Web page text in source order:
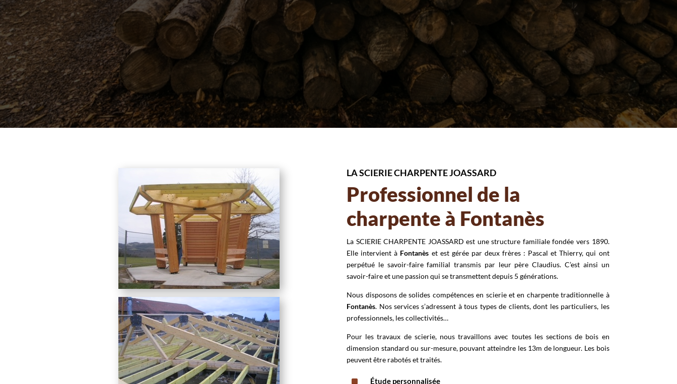
LA SCIERIE CHARPENTE JOASSARD
Professionnel de la
charpente à Fontanès
La SCIERIE CHARPENTE JOASSARD est une structure familiale fondée vers 1890.
Elle intervient à Fontanès et est gérée par deux frères : Pascal et Thierry, qui ont
perpétué le savoir-faire familial transmis par leur père Claudius. C’est ainsi un
savoir-faire et une passion qui se transmettent depuis 5 générations.
Nous disposons de solides compétences en scierie et en charpente traditionnelle à
Fontanès. Nos services s’adressent à tous types de clients, dont les particuliers, les
professionnels, les collectivités…
Pour les travaux de scierie, nous travaillons avec toutes les sections de bois en
dimension standard ou sur-mesure, pouvant atteindre les 13m de longueur. Les bois
peuvent être rabotés et traités.
Étude personnalisée